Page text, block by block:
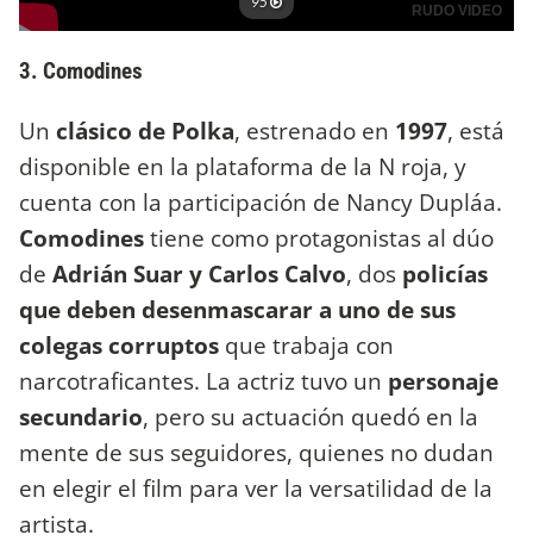
3. Comodines
Un clásico de Polka, estrenado en 1997, está
disponible en la plataforma de la N roja, y
cuenta con la participación de Nancy Dupláa.
Comodinestiene como protagonistas al dúo
de Adrián Suar y Carlos Calvo, dos policías
que deben desenmascarar a uno de sus
colegas corruptos que trabaja con
narcotraficantes. La actriz tuvo un personaje
secundario, pero su actuación quedó en la
mente de sus seguidores, quienes no dudan
en elegir el film para ver la versatilidad de la
artista.